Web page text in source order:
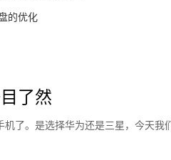
的优化
了然
了。是选择华为还是三星，今天我们